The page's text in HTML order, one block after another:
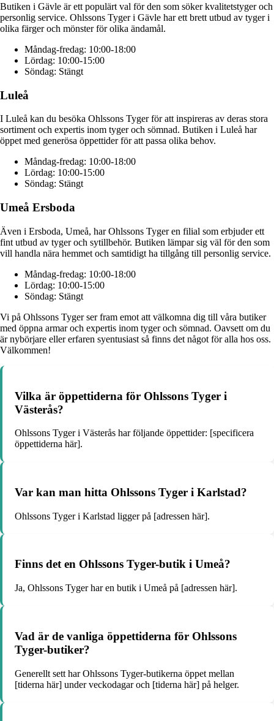
Butiken i Gävle är ett populärt val för den som söker kvalitetstyger och
personlig service. Ohlssons Tyger i Gävle har ett brett utbud av tyger i
olika färger och mönster för olika ändamål.
Måndag-fredag: 10:00-18:00
Lördag: 10:00-15:00
Söndag: Stängt
Luleå
I Luleå kan du besöka Ohlssons Tyger för att inspireras av deras stora
sortiment och expertis inom tyger och sömnad. Butiken i Luleå har
öppet med generösa öppettider för att passa olika behov.
Måndag-fredag: 10:00-18:00
Lördag: 10:00-15:00
Söndag: Stängt
Umeå Ersboda
Även i Ersboda, Umeå, har Ohlssons Tyger en filial som erbjuder ett
fint utbud av tyger och sytillbehör. Butiken lämpar sig väl för den som
vill handla nära hemmet och samtidigt ha tillgång till personlig service.
Måndag-fredag: 10:00-18:00
Lördag: 10:00-15:00
Söndag: Stängt
Vi på Ohlssons Tyger ser fram emot att välkomna dig till våra butiker
med öppna armar och expertis inom tyger och sömnad. Oavsett om du
är nybörjare eller erfaren syentusiast så finns det något för alla hos oss.
Välkommen!
Vilka är öppettiderna för Ohlssons Tyger i
Västerås?
Ohlssons Tyger i Västerås har följande öppettider: [specificera
öppettiderna här].
Var kan man hitta Ohlssons Tyger i Karlstad?
Ohlssons Tyger i Karlstad ligger på [adressen här].
Finns det en Ohlssons Tyger-butik i Umeå?
Ja, Ohlssons Tyger har en butik i Umeå på [adressen här].
Vad är de vanliga öppettiderna för Ohlssons
Tyger-butiker?
Generellt sett har Ohlssons Tyger-butikerna öppet mellan
[tiderna här] under veckodagar och [tiderna här] på helger.